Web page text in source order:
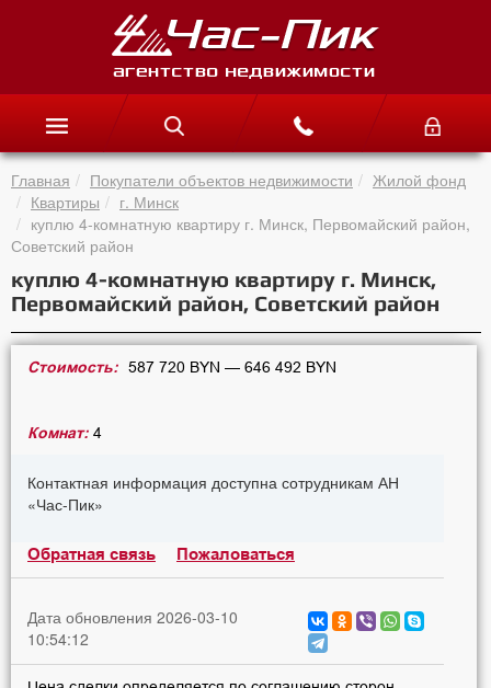
Главная Покупатели объектов недвижимости
Жилой фонд
Квартиры
г. Минск
куплю 4-комнатную квартиру г. Минск, Первомайский район,
Советский район
куплю 4-комнатную квартиру г. Минск,
Первомайский район, Советский район
Стоимость: 587 720 BYN — 646 492 BYN
Комнат: 4
Контактная информация доступна сотрудникам АН
«Час-Пик»
Обратная связь Пожаловаться
Дата обновления 2026-03-10
10:54:12